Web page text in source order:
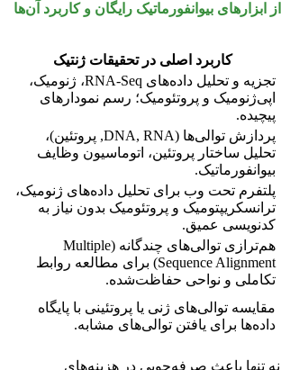
از ابزارهای بیوانفورماتیک رایگان و کاربرد آن‌ها
کاربرد اصلی در تحقیقات ژنتیک
تجزیه و تحلیل داده‌های RNA-Seq، ژنومیک،
اپی‌ژنومیک و پروتئومیک؛ رسم نمودارهای
پیچیده.
پردازش توالی‌ها (DNA, RNA, پروتئین)،
تحلیل ساختار پروتئین، اتوماسیون وظایف
بیوانفورماتیک.
پلتفرم تحت وب برای تحلیل داده‌های ژنومیک،
ترانسکریپتومیک و پروتئومیک بدون نیاز به
کدنویسی عمیق.
هم‌ترازی توالی‌های چندگانه (Multiple
Sequence Alignment) برای مطالعه روابط
تکاملی و نواحی حفاظت‌شده.
مقایسه توالی‌های ژنی یا پروتئینی با پایگاه
داده‌ها برای یافتن توالی‌های مشابه.
نه تنها باعث صرفه‌جویی در هزینه‌های